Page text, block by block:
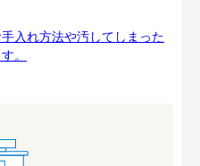
入れ方法や汚してしまった
。